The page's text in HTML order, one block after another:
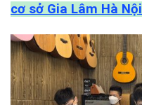
cơ sở Gia Lâm Hà Nội